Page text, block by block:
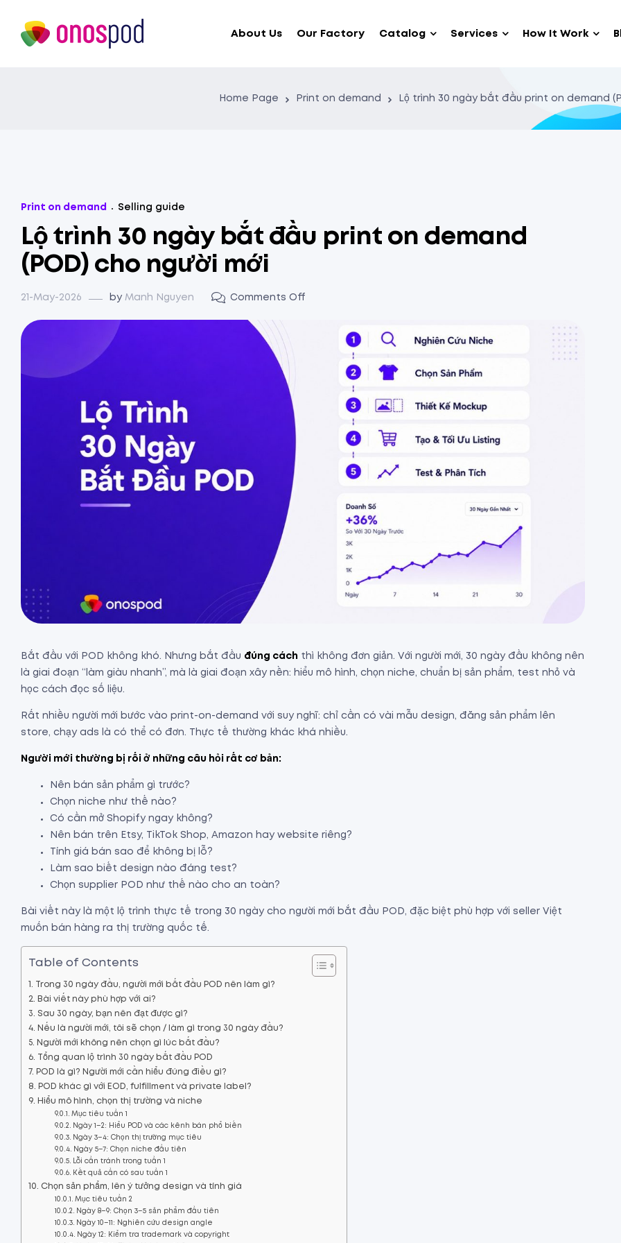
About Us Our Factory Catalog Services How It Work
Home Page Print on demand Lộ trình 30 ngày bắt đầu print on demand
Print on demand Selling guide
Lộ trình 30 ngày bắt đầu print on demand
(POD) cho người mới
21-May-2026 by Manh Nguyen Comments Off
Bắt đầu với POD không khó. Nhưng bắt đầu đúng cách thì không đơn giản. Với người mới, 30 ngày đầu không nên
là giai đoạn “làm giàu nhanh”, mà là giai đoạn xây nền: hiểu mô hình, chọn niche, chuẩn bị sản phẩm, test nhỏ và
học cách đọc số liệu.
Rất nhiều người mới bước vào print-on-demand với suy nghĩ: chỉ cần có vài mẫu design, đăng sản phẩm lên
store, chạy ads là có thể có đơn. Thực tế thường khác khá nhiều.
Người mới thường bị rối ở những câu hỏi rất cơ bản:
Nên bán sản phẩm gì trước?
Chọn niche như thế nào?
Có cần mở Shopify ngay không?
Nên bán trên Etsy, TikTok Shop, Amazon hay website riêng?
Tính giá bán sao để không bị lỗ?
Làm sao biết design nào đáng test?
Chọn supplier POD như thế nào cho an toàn?
Bài viết này là một lộ trình thực tế trong 30 ngày cho người mới bắt đầu POD, đặc biệt phù hợp với seller Việt
muốn bán hàng ra thị trường quốc tế.
Table of Contents
Trong 30 ngày đầu, người mới bắt đầu POD nên làm gì?
Bài viết này phù hợp với ai?
Sau 30 ngày, bạn nên đạt được gì?
Nếu là người mới, tôi sẽ chọn / làm gì trong 30 ngày đầu?
Người mới không nên chọn gì lúc bắt đầu?
Tổng quan lộ trình 30 ngày bắt đầu POD
POD là gì? Người mới cần hiểu đúng điều gì?
POD khác gì với EOD, fulfillment và private label?
Hiểu mô hình, chọn thị trường và niche
Mục tiêu tuần 1
Ngày 1–2: Hiểu POD và các kênh bán phổ biến
Ngày 3–4: Chọn thị trường mục tiêu
Ngày 5–7: Chọn niche đầu tiên
Lỗi cần tránh trong tuần 1
Kết quả cần có sau tuần 1
Chọn sản phẩm, lên ý tưởng design và tính giá
Mục tiêu tuần 2
Ngày 8–9: Chọn 3–5 sản phẩm đầu tiên
Ngày 10–11: Nghiên cứu design angle
Ngày 12: Kiểm tra trademark và copyright